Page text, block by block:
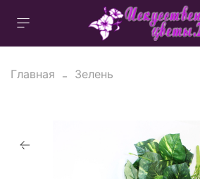
Главная Зелень